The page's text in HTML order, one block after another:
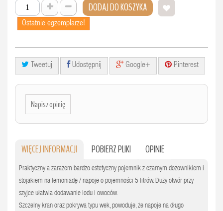
DODAJ DO KOSZYKA
Ostatnie egzemplarze!
Tweetuj Udostępnij Google+ Pinterest
Napisz opinię
WIĘCEJ INFORMACJI POBIERZ PLIKI OPINIE
Praktyczny a zarazem bardzo estetyczny pojemnik z czarnym dozownikiem i
stojakiem na lemoniadę / napoje o pojemności 5 litrów. Duży otwór przy
szyjce ułatwia dodawanie lodu i owoców.
Szczelny kran oraz pokrywa typu wek, powoduje, że napoje na długo